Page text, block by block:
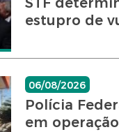
estupro de
06/08/2026
Polícia
em